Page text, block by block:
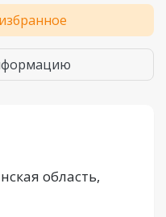
область,